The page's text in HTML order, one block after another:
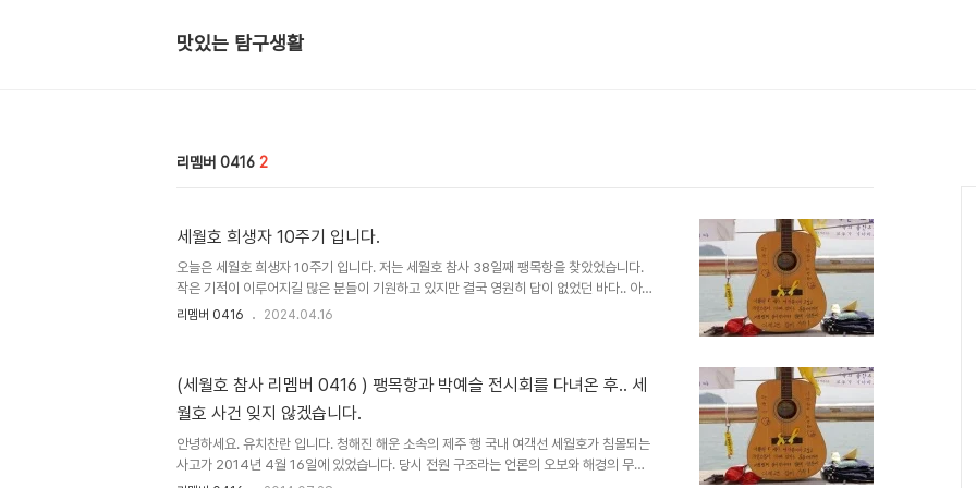
맛있는 탐구생활
리멤버 0416 2
세월호 희생자 10주기 입니다.
오늘은 세월호 희생자 10주기 입니다. 저는 세월호 참사 38일째 팽목항을 찾았었습니다.
작은 기적이 이루어지길 많은 분들이 기원하고 있지만 결국 영원히 답이 없었던 바다.. 아직
도 밝혀지지 않은 세월호 사건의 진실은 과연 무엇일까요? 그냥 책임감 없는 어른들의 인제
러리에서 전시하기도 했었는데요 어른들의 잘못으로 희생되고 못다핀 (고) 박예슬의 꿈, 우
리들은 절대 잊지 말아야 겠습니다. 세월호 희생자 여러분들의 삼가 고인의 명복을 빕니다.
리멤버 0416 2024.04.16
(세월호 참사 리멤버 0416 ) 팽목항과 박예슬 전시회를 다녀온 후.. 세
월호 사건 잊지 않겠습니다.
안녕하세요. 유치찬란 입니다. 청해진 해운 소속의 제주 행 국내 여객선 세월호가 침몰되는
사고가 2014년 4월 16일에 있었습니다. 당시 전원 구조라는 언론의 오보와 해경의 무책